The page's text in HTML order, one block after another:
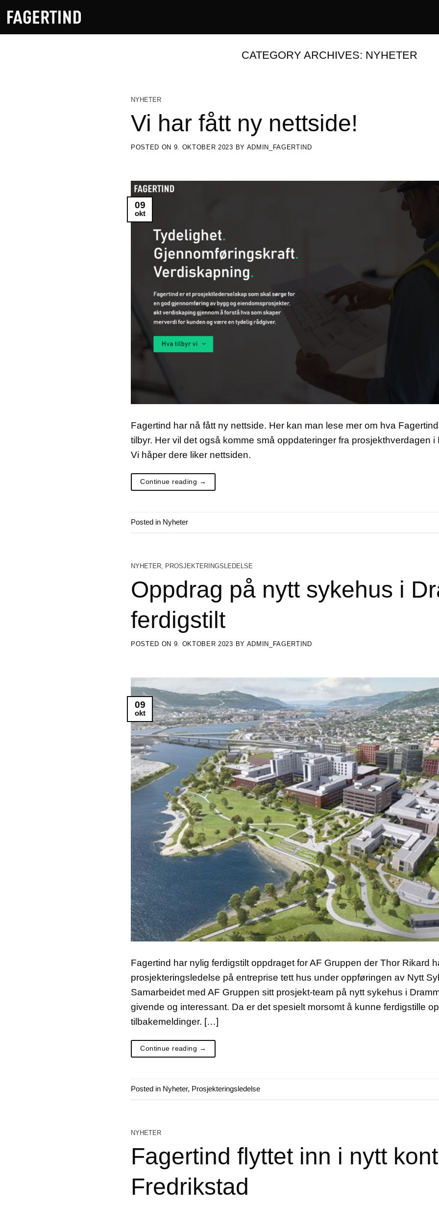
content
CATEGORY ARCHIVES: NYHETER
NYHETER
Vi har fått ny nettside!
POSTED ON 9. OKTOBER 2023 BY ADMIN_FAGERTIND
09
okt
Fagertind har nå fått ny nettside. Her kan man lese mer om hva
tilbyr. Her vil det også komme små oppdateringer fra prosjekthverdagen i
Vi håper dere liker nettsiden.
Continue reading →
Posted in Nyheter
NYHETER PROSJEKTERINGSLEDELSE
Oppdrag på nytt sykehus i
ferdigstilt
POSTED ON 9. OKTOBER 2023 BY ADMIN_FAGERTIND
09
okt
Fagertind har nylig ferdigstilt oppdraget for AF Gruppen der Thor Rikard
prosjekteringsledelse på entreprise tett hus under oppføringen av Nytt
Samarbeidet med AF Gruppen sitt prosjekt-team på nytt sykehus i
givende og interessant. Da er det spesielt morsomt å kunne ferdigstille
tilbakemeldinger. […]
Continue reading →
Posted in Nyheter, Prosjekteringsledelse
NYHETER
Fagertind flyttet inn i nytt
Fredrikstad